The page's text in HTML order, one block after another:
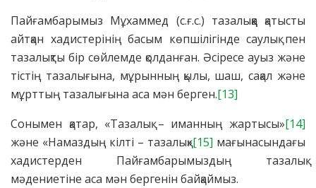
Пайғамбарымыз Мұхаммед (с.ғ.с.) тазалыққа қатысты
айтқан хадистерінің басым көпшілігінде саулық пен
тазалықты бір сөйлемде қолданған. Әсіресе ауыз және
тістің тазалығына, мұрынның қылы, шаш, сақал және
мұрттың тазалығына аса мән берген.[13]
Сонымен қатар, «Тазалық – иманның жартысы»[14]
және «Намаздың кілті – тазалық»[15] мағынасындағы
хадистерден Пайғамбарымыздың тазалық
мәдениетіне аса мән бергенін байқаймыз.